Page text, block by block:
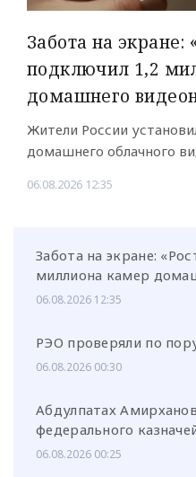
Забота на экране:
подключил 1,2
домашнего
Жители России
домашнего облачного
06.08.2026 12:35
Забота на экране:
миллиона камер
06.08.2026 12:35
РЭО проверяли по
06.08.2026 00:30
Абдулпатах
федерального
06.08.2026 00:25